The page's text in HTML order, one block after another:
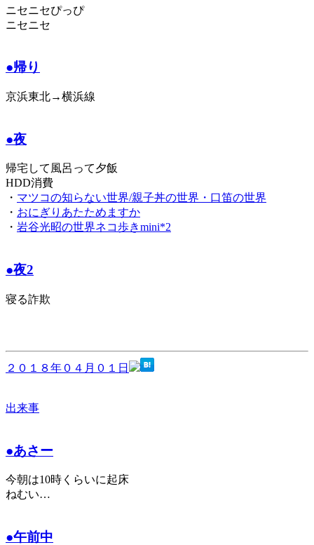
ニセニセぴっぴ
ニセニセ
●帰り
京浜東北→横浜線
●夜
帰宅して風呂って夕飯
HDD消費
・ マツコの知らない世界/親子丼の世界・口笛の世界
・ おにぎりあたためますか
・ 岩谷光昭の世界ネコ歩きmini*2
●夜2
寝る詐欺
２０１８年０４月０１日
出来事
●あさー
今朝は10時くらいに起床
ねむい…
●午前中